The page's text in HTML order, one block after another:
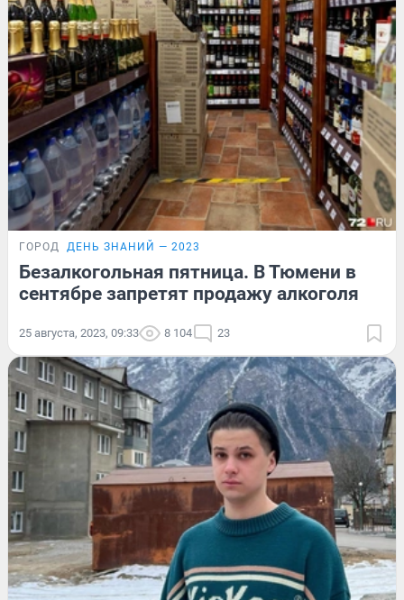
ГОРОД ДЕНЬ ЗНАНИЙ — 2023
Безалкогольная пятница. В Тюмени в
сентябре запретят продажу алкоголя
25 августа, 2023, 09:33 8 104 23